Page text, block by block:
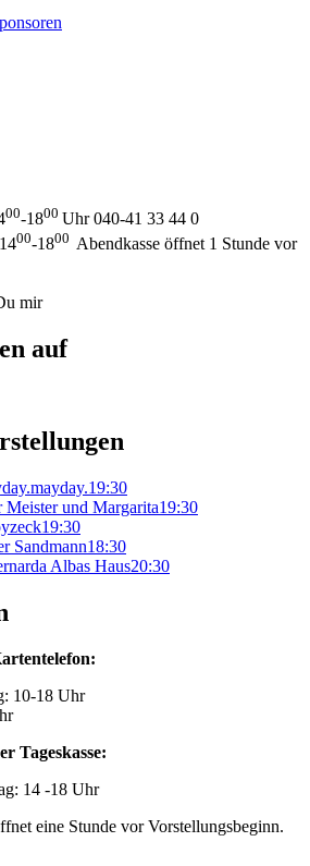
00-1800 Uhr 040-41 33 44 0
00-1800 Abendkasse öffnet 1 Stunde vor
mir
auf
19:30
Meister und Margarita19:30
19:30
Sandmann18:30
Albas Haus20:30
10-18 Uhr
Tageskasse:
14 -18 Uhr
eine Stunde vor Vorstellungsbeginn.